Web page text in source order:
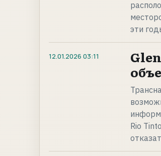
эти
12.01.2026 03:11
Rio